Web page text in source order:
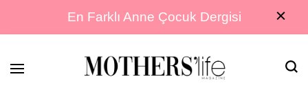
En Farklı Anne Çocuk Dergisi